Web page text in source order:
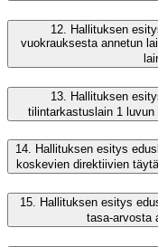
12.
Hallituksen
vuokrauksesta annetun
13. Hallituksen
tilintarkastuslain 1
14. Hallituksen esitys
koskevien direktiivien
15.
Hallituksen esitys
tasa-arvosta